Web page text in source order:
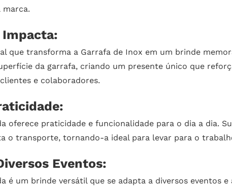
marca.
Impacta:
que transforma a Garrafa de Inox em um brinde
da garrafa, criando um presente único que
e colaboradores.
oferece praticidade e funcionalidade para o dia a dia.
o transporte, tornando-a ideal para levar para o
Eventos:
é um brinde versátil que se adapta a diversos eventos